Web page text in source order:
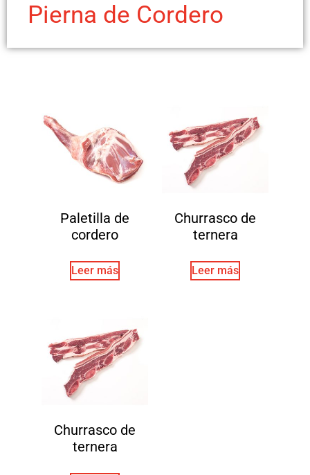
Pierna de Cordero
Paletilla de
cordero
Leer más
Churrasco de
ternera
Leer más
Churrasco de
ternera